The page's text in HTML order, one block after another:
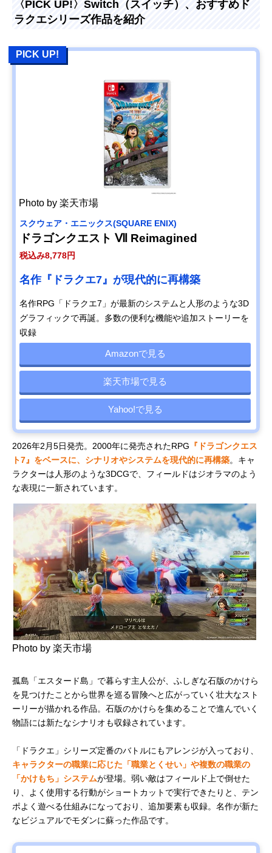
〈PICK UP!〉Switch（スイッチ）、おすすめド
ラクエシリーズ作品を紹介
PICK UP!
Photo by 楽天市場
スクウェア・エニックス(SQUARE ENIX)
ドラゴンクエスト Ⅶ Reimagined
税込み8,778円
名作『ドラクエ7』が現代的に再構築
名作RPG「ドラクエ7」が最新のシステムと人形のような3D
グラフィックで再誕。多数の便利な機能や追加ストーリーを
収録
Amazonで見る
楽天市場で見る
Yahoo!で見る
2026年2月5日発売。2000年に発売されたRPG 『ドラゴンクエス
ト7』をベースに、シナリオやシステムを現代的に再構築。キャ
ラクターは人形のような3DCGで、フィールドはジオラマのよう
な表現に一新されています。
Photo by 楽天市場
孤島「エスタード島」で暮らす主人公が、ふしぎな石版のかけら
を見つけたことから世界を巡る冒険へと広がっていく壮大なスト
ーリーが描かれる作品。石版のかけらを集めることで進んでいく
物語には新たなシナリオも収録されています。
「ドラクエ」シリーズ定番のバトルにもアレンジが入っており、
キャラクターの職業に応じた「職業とくせい」や複数の職業の
「かけもち」システムが登場。弱い敵はフィールド上で倒せた
り、よく使用する行動がショートカットで実行できたりと、テン
ポよく遊べる仕組みになっており、追加要素も収録。名作が新た
なビジュアルでモダンに蘇った作品です。